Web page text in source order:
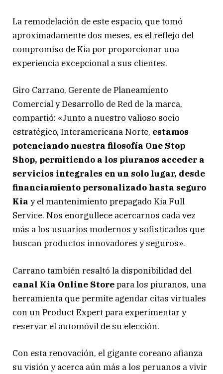
La remodelación de este espacio, que tomó
aproximadamente dos meses, es el reflejo del
compromiso de Kia por proporcionar una
experiencia excepcional a sus clientes.
Giro Carrano, Gerente de Planeamiento
Comercial y Desarrollo de Red de la marca,
compartió: «Junto a nuestro valioso socio
estratégico, Interamericana Norte, estamos
potenciando nuestra filosofía One Stop
Shop, permitiendo a los piuranos acceder a
servicios integrales en un solo lugar, desde
financiamiento personalizado hasta seguro
Kia y el mantenimiento prepagado Kia Full
Service. Nos enorgullece acercarnos cada vez
más a los usuarios modernos y sofisticados que
buscan productos innovadores y seguros».
Carrano también resaltó la disponibilidad del
canal Kia Online Storepara los piuranos, una
herramienta que permite agendar citas virtuales
con un Product Expert para experimentar y
reservar el automóvil de su elección.
Con esta renovación, el gigante coreano afianza
su visión y acerca aún más a los peruanos a vivir